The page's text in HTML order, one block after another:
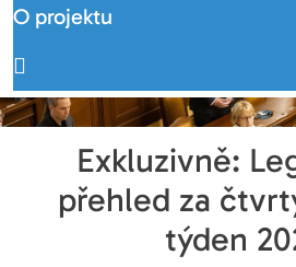
O projektu
Exkluzivně:
přehled za
týden